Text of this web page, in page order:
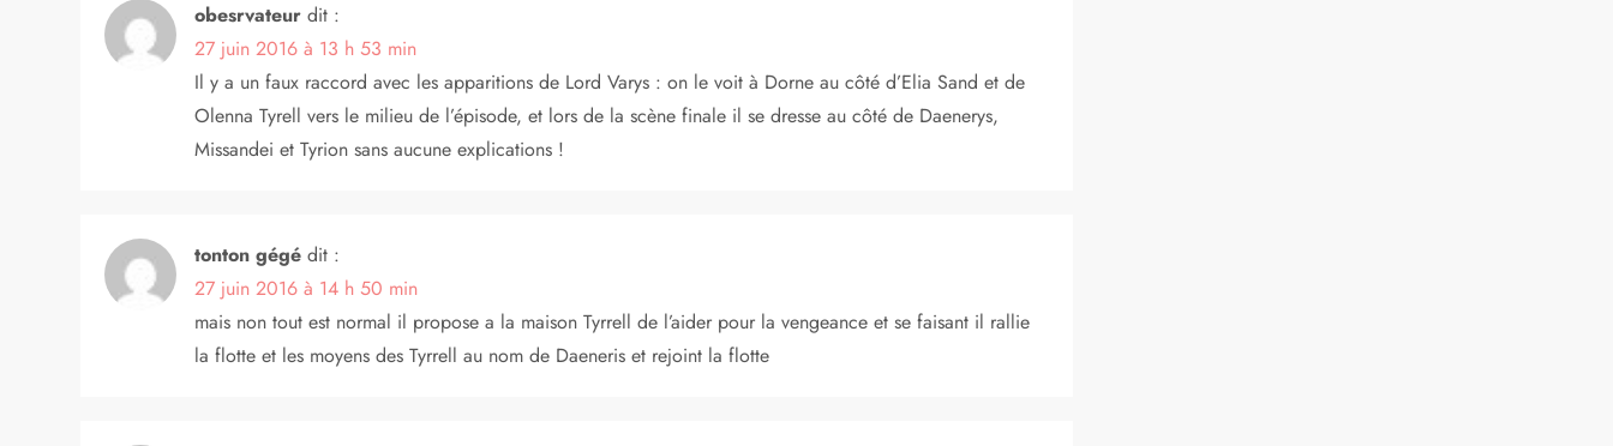
t
d
e
obesrvateur dit :
27 juin 2016 à 13 h 53 min
Il y a un faux raccord avec les apparitions de Lord Varys : on le voit à Dorne au côté d’Elia Sand et de
Olenna Tyrell vers le milieu de l’épisode, et lors de la scène finale il se dresse au côté de Daenerys,
Missandei et Tyrion sans aucune explications !
tonton gégé dit :
27 juin 2016 à 14 h 50 min
mais non tout est normal il propose a la maison Tyrrell de l’aider pour la vengeance et se faisant il rallie
la flotte et les moyens des Tyrrell au nom de Daeneris et rejoint la flotte